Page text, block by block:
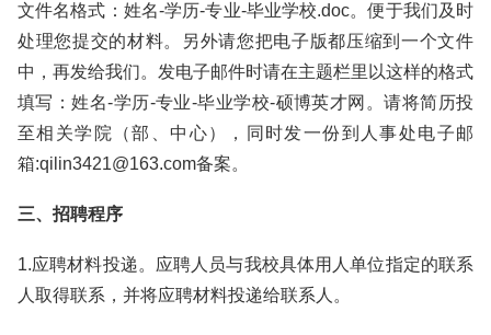
文件名格式：姓名-学历-专业-毕业学校.doc。便于我们及时
处理您提交的材料。另外请您把电子版都压缩到一个文件
中，再发给我们。发电子邮件时请在主题栏里以这样的格式
填写：姓名-学历-专业-毕业学校-硕博英才网。请将简历投
至相关学院（部、中心），同时发一份到人事处电子邮
箱:qilin3421@163.com备案。
三、招聘程序
1.应聘材料投递。应聘人员与我校具体用人单位指定的联系
人取得联系，并将应聘材料投递给联系人。